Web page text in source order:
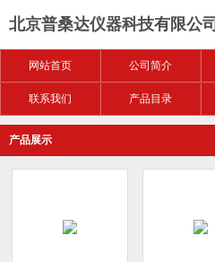
北京普桑达仪器科技有限公司
网站首页 公司简介
联系我们 产品目录
产品展示